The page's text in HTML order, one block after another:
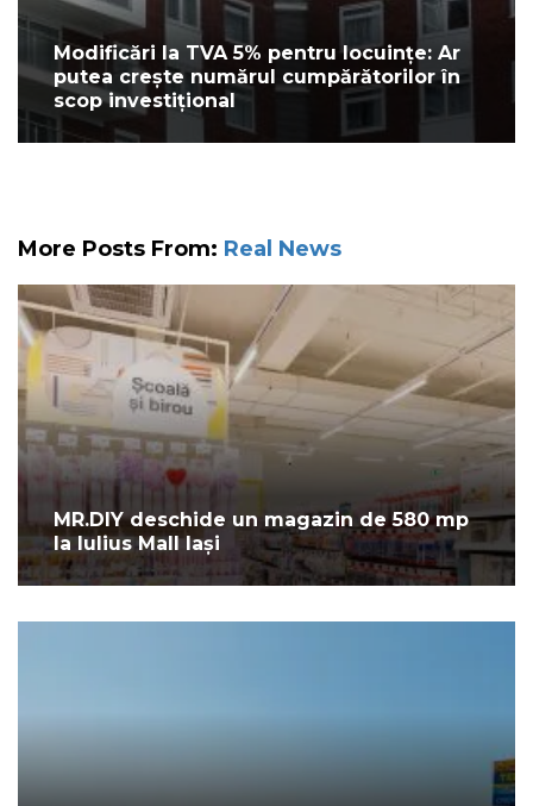
Modificări la TVA 5% pentru locuințe: Ar
putea crește numărul cumpărătorilor în
scop investițional
More Posts From: Real News
MR.DIY deschide un magazin de 580 mp
la Iulius Mall Iași